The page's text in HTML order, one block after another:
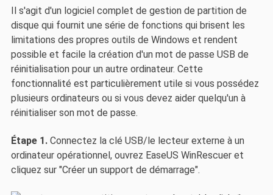
Il s'agit d'un logiciel complet de gestion de partition de
disque qui fournit une série de fonctions qui brisent les
limitations des propres outils de Windows et rendent
possible et facile la création d'un mot de passe USB de
réinitialisation pour un autre ordinateur. Cette
fonctionnalité est particulièrement utile si vous possédez
plusieurs ordinateurs ou si vous devez aider quelqu'un à
réinitialiser son mot de passe.
Étape 1.Connectez la clé USB/le lecteur externe à un
ordinateur opérationnel, ouvrez EaseUS WinRescuer et
cliquez sur "Créer un support de démarrage".